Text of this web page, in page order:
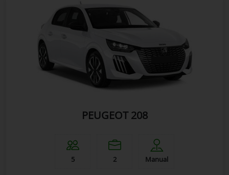
PEUGEOT 208
5 2 Manual